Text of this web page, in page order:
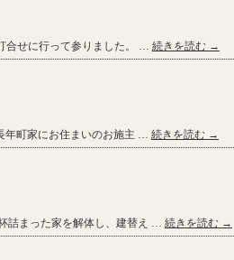
合せに行って参りました。 … 続きを読む →
年町家にお住まいのお施主 … 続きを読む →
詰まった家を解体し、建替え … 続きを読む →